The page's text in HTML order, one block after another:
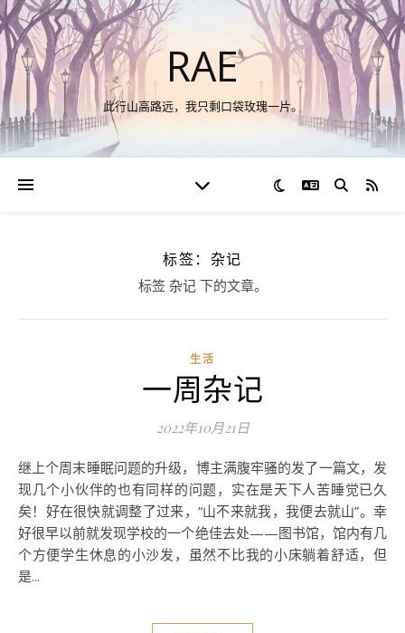
RAE
此行山高路远，我只剩口袋玫瑰一片。
切换语言RSS
标签：杂记
标签 杂记 下的文章。
生活
一周杂记
2022年10月21日
继上个周末睡眠问题的升级，博主满腹牢骚的发了一篇文，发
现几个小伙伴的也有同样的问题，实在是天下人苦睡觉已久
矣！好在很快就调整了过来，“山不来就我，我便去就山”。幸
好很早以前就发现学校的一个绝佳去处——图书馆，馆内有几
个方便学生休息的小沙发，虽然不比我的小床躺着舒适，但
是...